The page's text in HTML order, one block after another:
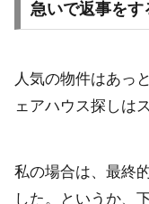
急いで返事をす
人気の物件はあっ
ェアハウス探しは
私の場合は、最終
した。というか、